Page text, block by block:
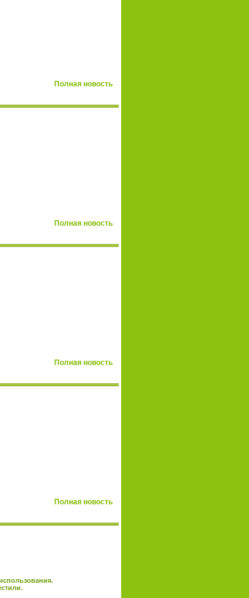
Полная новость
Полная новость
Полная новость
Полная новость